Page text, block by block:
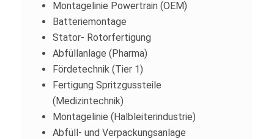
Montagelinie Powertrain (OEM)
Batteriemontage
Stator- Rotorfertigung
Abfüllanlage (Pharma)
Fördetechnik (Tier 1)
Fertigung Spritzgussteile
(Medizintechnik)
Montagelinie (Halbleiterindustrie)
Abfüll- und Verpackungsanlage